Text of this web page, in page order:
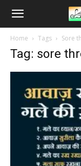
Home Tags Sore
Tag: sore